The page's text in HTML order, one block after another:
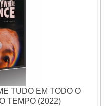
TUDO EM TODO O
TEMPO (2022)